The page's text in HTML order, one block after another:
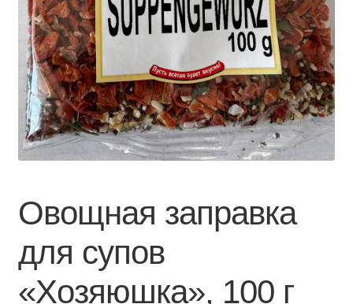
Овощная заправка
для супов
«Хозяюшка», 100 г